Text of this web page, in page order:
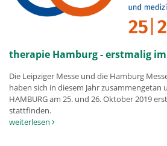
therapie Hamburg - erstmalig
Die Leipziger Messe und die Hamburg
haben sich in diesem Jahr zusammengetan
HAMBURG am 25. und 26. Oktober 2019
stattfinden.
weiterlesen